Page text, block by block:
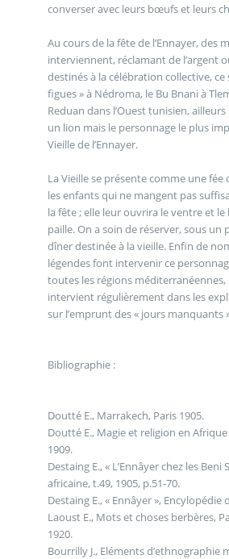
converser avec leurs bœufs et leurs
Au cours de la fête de l’Ennayer, des
interviennent, réclamant de l’argent
destinés à la célébration collective, ce
figues » à Nédroma, le Bu Bnani à
Reduan dans l’Ouest tunisien,
un lion mais le personnage le plus
Vieille de l’Ennayer.
La Vieille se présente comme une
les enfants qui ne mangent pas
la fête ; elle leur ouvrira le ventre et
paille. On a soin de réserver, sous un
dîner destinée à la vieille. Enfin de
légendes font intervenir ce
toutes les régions méditerranéennes,
intervient régulièrement dans les
sur l’emprunt des « jours manquants
Bibliographie :
Doutté E., Marrakech, Paris 1905.
Doutté E., Magie et religion en
1909.
Destaing E., « L’Ennâyer chez les Beni
africaine, t.49, 1905, p.51-70.
Destaing E., « Ennâyer », Encylopédie
Laoust E., Mots et choses berbères,
1920.
Bourrilly J., Eléments d’ethnographie